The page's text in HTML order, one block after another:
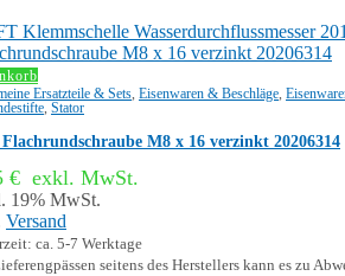
Ersatzteile & Sets, Eisenwaren & Beschläge,
, Stator
M8 x 16 verzinkt 20206314
€ exkl. MwSt.
19% MwSt.
Versand
ca. 5-7 Werktage
seitens des Herstellers kann es zu